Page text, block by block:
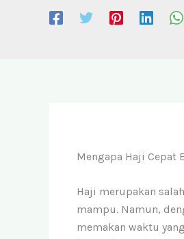
Mengapa Haji Cepat
Haji merupakan
mampu. Namun,
memakan waktu